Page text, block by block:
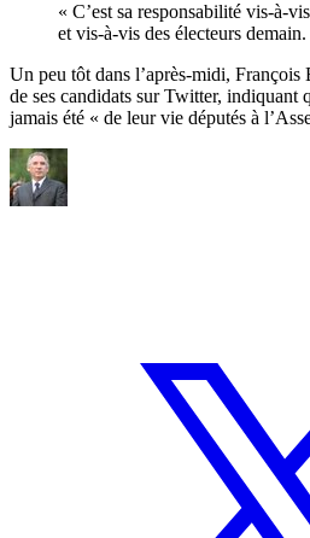
« C’est sa responsabilité vis-à-
et vis-à-vis des électeurs demain.
Un peu tôt dans l’après-midi, François
de ses candidats sur Twitter, indiquant
jamais été « de leur vie députés à